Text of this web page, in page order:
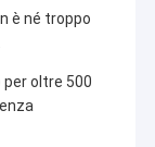
è né troppo
oltre 500